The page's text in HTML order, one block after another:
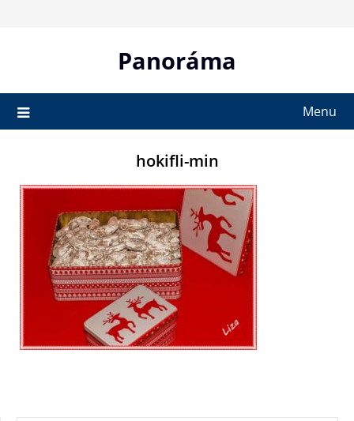
Panoráma
Menu
hokifli-min